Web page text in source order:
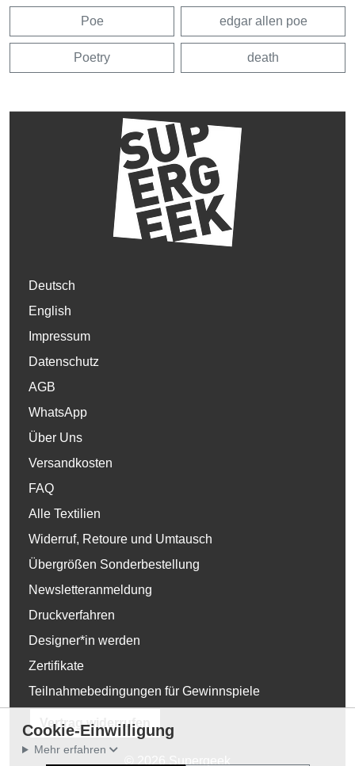
Poe edgar allen poe
Poetry death
Deutsch
English
Impressum
Datenschutz
AGB
WhatsApp
Über Uns
Versandkosten
FAQ
Alle Textilien
Widerruf, Retoure und Umtausch
Übergrößen Sonderbestellung
Newsletteranmeldung
Druckverfahren
Designer*in werden
Zertifikate
Teilnahmebedingungen für Gewinnspiele
Vertrag widerrufen
Cookie-Einwilligung
Mehr erfahren